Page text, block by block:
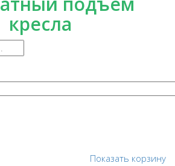
кресла
Показать корзину